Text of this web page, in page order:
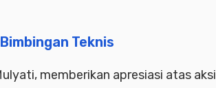
Teknis
memberikan apresiasi atas aksi